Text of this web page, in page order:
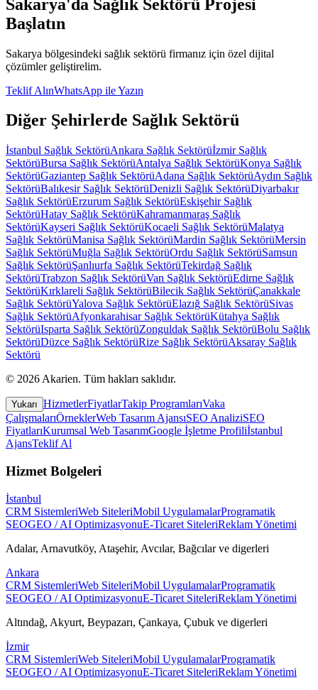
Sakarya'da Sağlık Sektörü Projesi
Başlatın
Sakarya bölgesindeki sağlık sektörü firmanız için özel dijital
çözümler geliştirelim.
Teklif AlınWhatsApp ile Yazın
Diğer Şehirlerde Sağlık Sektörü
İstanbul Sağlık SektörüAnkara Sağlık Sektörüİzmir Sağlık
SektörüBursa Sağlık SektörüAntalya Sağlık SektörüKonya Sağlık
SektörüGaziantep Sağlık SektörüAdana Sağlık SektörüAydın Sağlık
SektörüBalıkesir Sağlık SektörüDenizli Sağlık SektörüDiyarbakır
Sağlık SektörüErzurum Sağlık SektörüEskişehir Sağlık
SektörüHatay Sağlık SektörüKahramanmaraş Sağlık
SektörüKayseri Sağlık SektörüKocaeli Sağlık SektörüMalatya
Sağlık SektörüManisa Sağlık SektörüMardin Sağlık SektörüMersin
Sağlık SektörüMuğla Sağlık SektörüOrdu Sağlık SektörüSamsun
Sağlık SektörüŞanlıurfa Sağlık SektörüTekirdağ Sağlık
SektörüTrabzon Sağlık SektörüVan Sağlık SektörüEdirne Sağlık
SektörüKırklareli Sağlık SektörüBilecik Sağlık SektörüÇanakkale
Sağlık SektörüYalova Sağlık SektörüElazığ Sağlık SektörüSivas
Sağlık SektörüAfyonkarahisar Sağlık SektörüKütahya Sağlık
SektörüIsparta Sağlık SektörüZonguldak Sağlık SektörüBolu Sağlık
SektörüDüzce Sağlık SektörüRize Sağlık SektörüAksaray Sağlık
Sektörü
© 2026 Akarien. Tüm hakları saklıdır.
Yukarı HizmetlerFiyatlarTakip ProgramlarıVaka
ÇalışmalarıÖrneklerWeb Tasarım AjansıSEO AnaliziSEO
FiyatlarıKurumsal Web TasarımGoogle İşletme Profiliİstanbul
AjansTeklif Al
Hizmet Bolgeleri
İstanbul
CRM SistemleriWeb SiteleriMobil UygulamalarProgramatik
SEOGEO / AI OptimizasyonuE-Ticaret SiteleriReklam Yönetimi
Adalar, Arnavutköy, Ataşehir, Avcılar, Bağcılarve digerleri
Ankara
CRM SistemleriWeb SiteleriMobil UygulamalarProgramatik
SEOGEO / AI OptimizasyonuE-Ticaret SiteleriReklam Yönetimi
Altındağ, Akyurt, Beypazarı, Çankaya, Çubuk ve digerleri
İzmir
CRM SistemleriWeb SiteleriMobil UygulamalarProgramatik
SEOGEO / AI OptimizasyonuE-Ticaret SiteleriReklam Yönetimi